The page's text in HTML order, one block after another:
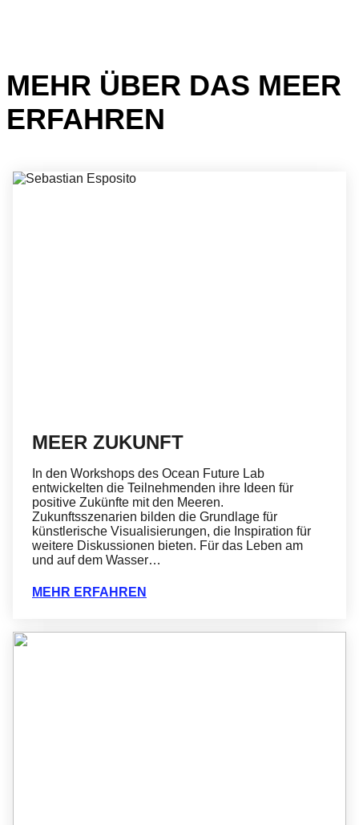
MEHR ÜBER DAS MEER
ERFAHREN
MEER ZUKUNFT
In den Workshops des Ocean Future Lab
entwickelten die Teilnehmenden ihre Ideen für
positive Zukünfte mit den Meeren.
Zukunftsszenarien bilden die Grundlage für
künstlerische Visualisierungen, die Inspiration für
weitere Diskussionen bieten. Für das Leben am
und auf dem Wasser…
MEHR ERFAHREN